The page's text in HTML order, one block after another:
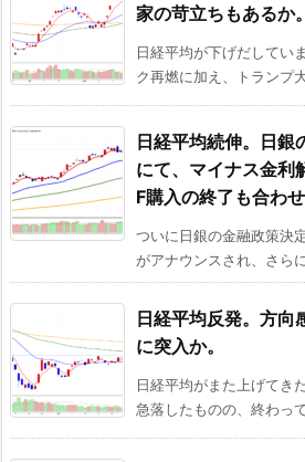
家の苛立ちもあるか。
日経平均が下げだしてい
ク再燃に加え、トランプ
日経平均続伸。日銀
にて、マイナス金利
F購入の終了も合わせ
ついに日銀の金融政策決
がアナウンスされ、さら
日経平均反発。方向
に突入か。
日経平均がまた上げてき
急落したものの、終わっ